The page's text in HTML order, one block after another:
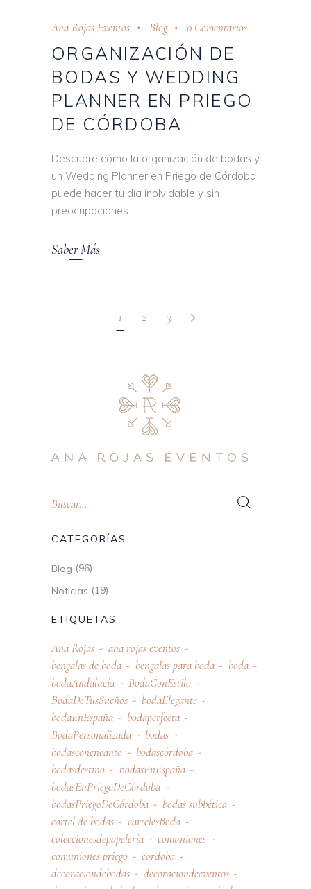
Ana Rojas Eventos Blog 0 Comentarios
ORGANIZACIÓN DE
BODAS Y WEDDING
PLANNER EN PRIEGO
DE CÓRDOBA
Descubre cómo la organización de bodas y
un Wedding Planner en Priego de Córdoba
puede hacer tu día inolvidable y sin
preocupaciones.
Saber Más
1 2 3
CATEGORÍAS
Blog (96)
Noticias (19)
ETIQUETAS
Ana Rojas
ana rojas eventos
bengalas de boda
bengalas para boda
boda
bodaAndalucía
BodaConEstilo
BodaDeTusSueños
bodaElegante
bodaEnEspaña
bodaperfecta
BodaPersonalizada
bodas
bodasconencanto
bodascórdoba
bodasdestino
BodasEnEspaña
bodasEnPriegoDeCórdoba
bodasPriegoDeCórdoba
bodas subbética
cartel de bodas
cartelesBoda
coleccionesdepapelería
comuniones
comuniones priego
cordoba
decoraciondebodas
decoraciondeeventos